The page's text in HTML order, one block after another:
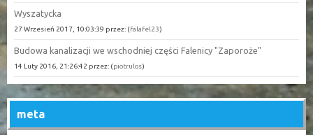
Wyszatycka
27 Wrzesień 2017, 10:03:39 przez: (falafel23)
Budowa kanalizacji we wschodniej części Falenicy "Zaporoże"
14 Luty 2016, 21:26:42 przez: (piotrulos)
meta